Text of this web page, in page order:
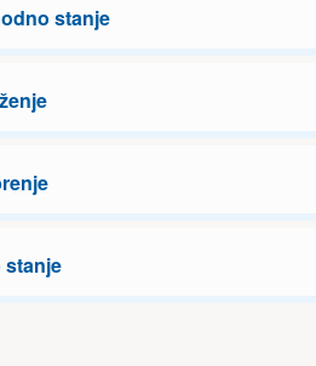
stanje
stanje